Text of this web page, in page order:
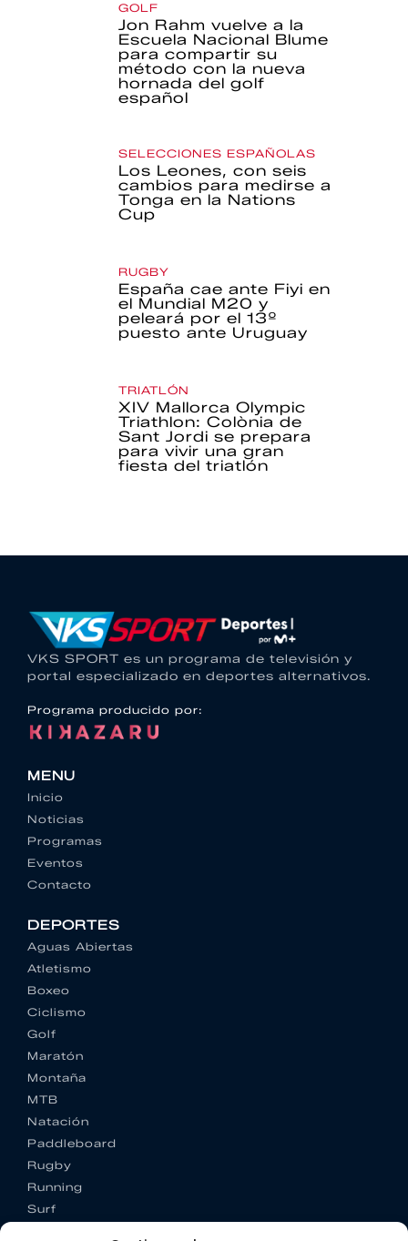
GOLF
Jon Rahm vuelve a la
Escuela Nacional Blume
para compartir su
método con la nueva
hornada del golf
español
SELECCIONES ESPAÑOLAS
Los Leones, con seis
cambios para medirse a
Tonga en la Nations
Cup
RUGBY
España cae ante Fiyi en
el Mundial M20 y
peleará por el 13º
puesto ante Uruguay
TRIATLÓN
XIV Mallorca Olympic
Triathlon: Colònia de
Sant Jordi se prepara
para vivir una gran
fiesta del triatlón
VKS SPORT es un programa de televisión y
portal especializado en deportes alternativos.
Programa producido por:
MENU
Inicio
Noticias
Programas
Eventos
Contacto
DEPORTES
Aguas Abiertas
Atletismo
Boxeo
Ciclismo
Golf
Maratón
Montaña
MTB
Natación
Paddleboard
Rugby
Running
Surf